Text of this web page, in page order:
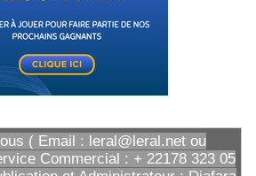
( Email : leral@leral.net ou
Commercial : + 22178 323 05